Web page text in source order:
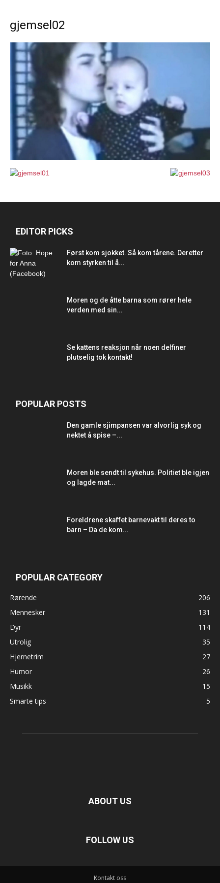
gjemsel02
EDITOR PICKS
Først kom sjokket. Så kom tårene. Deretter
kom styrken til å...
Moren og de åtte barna som rører hele
verden med sin...
Se kattens reaksjon når noen delfiner
plutselig tok kontakt!
POPULAR POSTS
Den gamle sjimpansen var alvorlig syk og
nektet å spise –...
Moren ble sendt til sykehus. Politiet ble igjen
og lagde mat...
Foreldrene skaffet barnevakt til deres to
barn – Da de kom...
POPULAR CATEGORY
Rørende
206
Mennesker
131
Dyr
114
Utrolig
35
Hjernetrim
27
Humor
26
Musikk
15
Smarte tips
5
ABOUT US
FOLLOW US
Kontakt oss